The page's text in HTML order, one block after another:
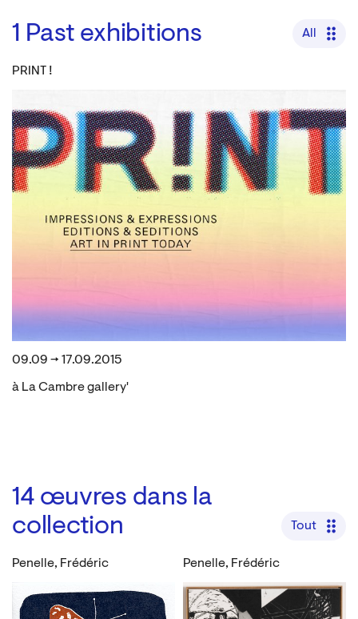
1 Past exhibitions All
PRINT !
09.09 → 17.09.2015
à La Cambre gallery'
14 œuvres dans la
collection
Tout
Penelle, Frédéric Penelle, Frédéric